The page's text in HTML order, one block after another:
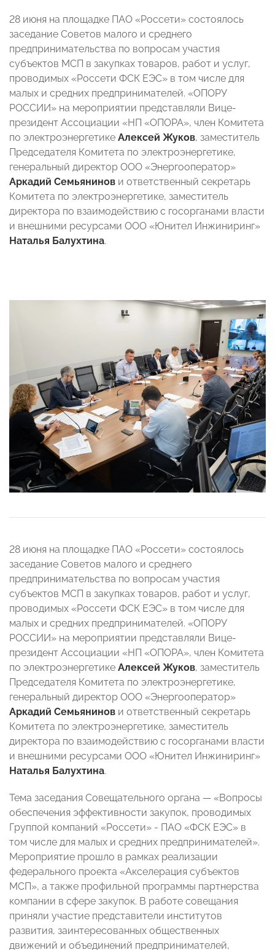
28 июня на площадке ПАО «Россети» состоялось
заседание Советов малого и среднего
предпринимательства по вопросам участия
субъектов МСП в закупках товаров, работ и услуг,
проводимых «Россети ФСК ЕЭС» в том числе для
малых и средних предпринимателей. «ОПОРУ
РОССИИ» на мероприятии представляли Вице-
президент Ассоциации «НП «ОПОРА», член Комитета
по электроэнергетике Алексей Жуков, заместитель
Председателя Комитета по электроэнергетике,
генеральный директор ООО «Энергооператор»
Аркадий Семьянинов и ответственный секретарь
Комитета по электроэнергетике, заместитель
директора по взаимодействию с госорганами власти
и внешними ресурсами ООО «Юнител Инжиниринг»
Наталья Балухтина.
28 июня на площадке ПАО «Россети» состоялось
заседание Советов малого и среднего
предпринимательства по вопросам участия
субъектов МСП в закупках товаров, работ и услуг,
проводимых «Россети ФСК ЕЭС» в том числе для
малых и средних предпринимателей. «ОПОРУ
РОССИИ» на мероприятии представляли Вице-
президент Ассоциации «НП «ОПОРА», член Комитета
по электроэнергетике Алексей Жуков, заместитель
Председателя Комитета по электроэнергетике,
генеральный директор ООО «Энергооператор»
Аркадий Семьянинов и ответственный секретарь
Комитета по электроэнергетике, заместитель
директора по взаимодействию с госорганами власти
и внешними ресурсами ООО «Юнител Инжиниринг»
Наталья Балухтина.
Тема заседания Совещательного органа — «Вопросы
обеспечения эффективности закупок, проводимых
Группой компаний «Россети» - ПАО «ФСК ЕЭС» в
том числе для малых и средних предпринимателей».
Мероприятие прошло в рамках реализации
федерального проекта «Акселерация субъектов
МСП», а также профильной программы партнерства
компании в сфере закупок. В работе совещания
приняли участие представители институтов
развития, заинтересованных общественных
движений и объединений предпринимателей,